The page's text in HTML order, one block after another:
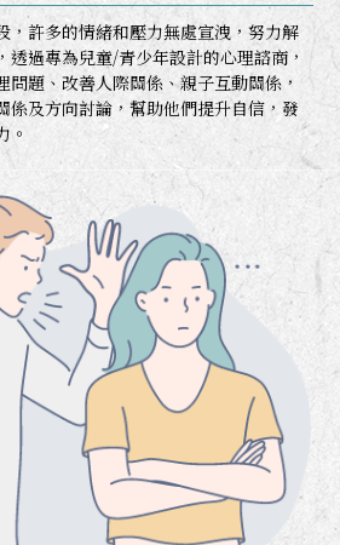
，許多的情緒和壓力無處宣洩，努力解
透過專為兒童/青少年設計的心理諮商，
問題、改善人際關係、親子互動關係，
係及方向討論，幫助他們提升自信，發
。